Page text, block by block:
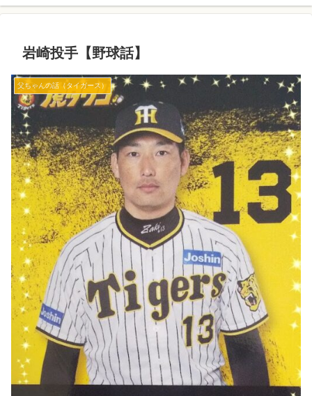
岩崎投手【野球話】
父ちゃんの話（タイガース）